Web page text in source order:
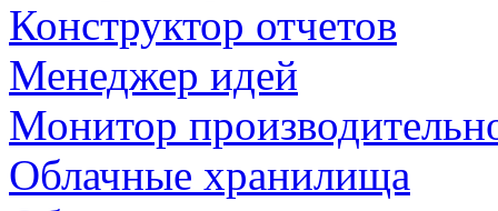
Конструктор отчетов
Менеджер идей
Монитор
Облачные хранилища